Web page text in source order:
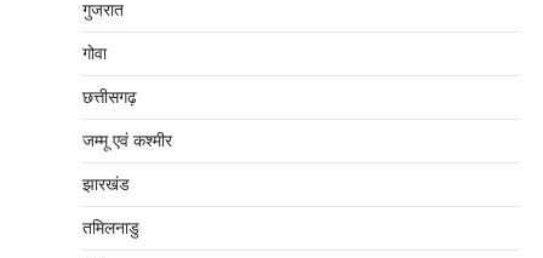
गुजरात
गोवा
छत्तीसगढ़
जम्‍मू एवं कश्‍मीर
झारखंड
तमिलनाडु